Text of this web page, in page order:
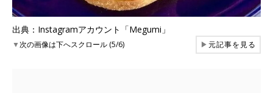
出典：Instagramアカウント「Megumi」
▼次の画像は下へスクロール (5/6) ▶元記事を見る